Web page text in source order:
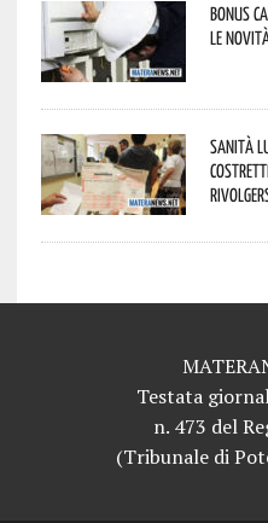
Bonus
le
Sanità
costretti
Testata
n. 473 del
(Tribunale di